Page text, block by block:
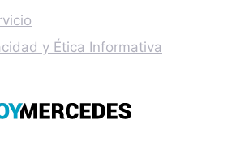
y Ética Informativa